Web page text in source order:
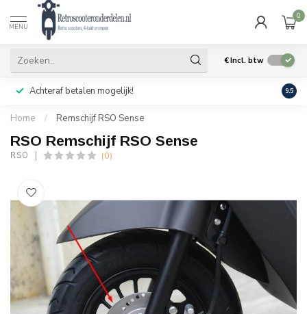
MENU
0
€Incl. btw
Achteraf betalen mogelijk! Geen
9.5
Home / Remschijf RSO Sense
RSO Remschijf RSO Sense
RSO (0)